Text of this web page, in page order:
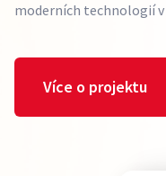
moderních technologií v
Více o projektu